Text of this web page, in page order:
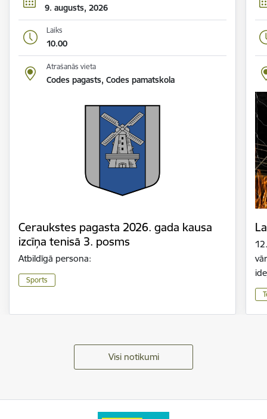
9. augusts, 2026
Laiks
10.00
Atrašanās vieta
Codes pagasts, Codes pamatskola
Ceraukstes pagasta 2026. gada kausa
izcīņa tenisā 3. posms
Atbildīgā persona:
Sports
Visi notikumi